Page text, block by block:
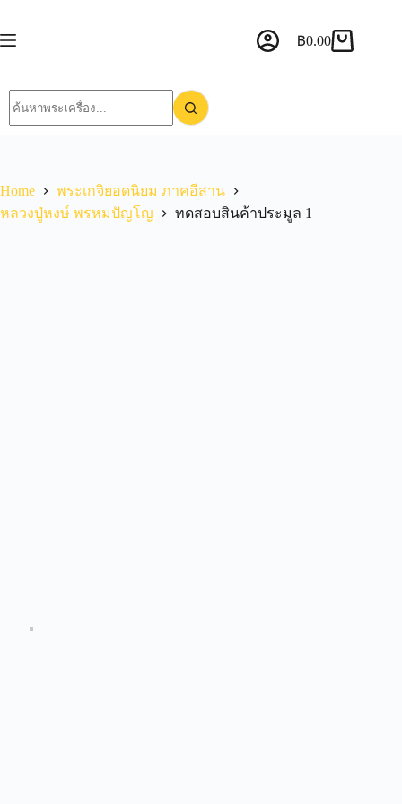
฿0.00
Home
พระเกจิยอดนิยม ภาคอีสาน
หลวงปู่หงษ์ พรหมปัญโญ
ทดสอบสินค้าประมูล 1